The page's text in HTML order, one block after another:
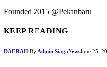
Founded 2015 @Pekanbaru
KEEP READING
DAERAH By Admin SiagaNewsJune 25,